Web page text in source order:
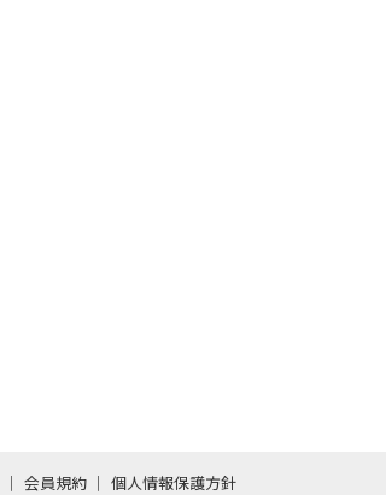
会員規約 個人情報保護方針